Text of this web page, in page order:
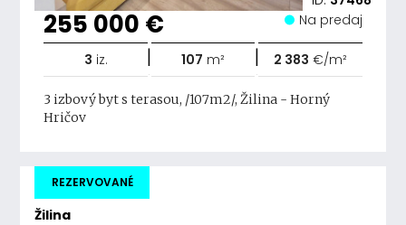
255 000 € Na predaj
3 iz. | 107 m² | 2 383 €/m²
3 izbový byt s terasou, /107m2/, Žilina - Horný
Hričov
Žilina
REZERVOVANÉ